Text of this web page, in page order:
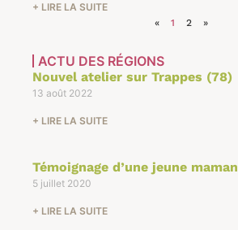
+ LIRE LA SUITE
« 1 2 »
ACTU DES RÉGIONS
Nouvel atelier sur Trappes (78)
13 août 2022
+ LIRE LA SUITE
Témoignage d’une jeune maman
5 juillet 2020
+ LIRE LA SUITE